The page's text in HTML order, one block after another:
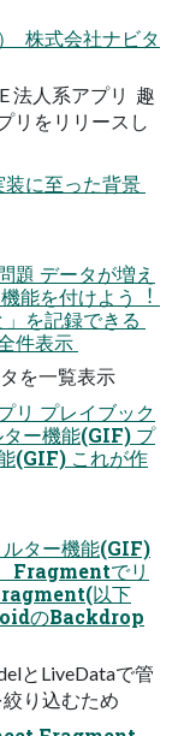
 株式会社ナビタ
⼈系アプリ  趣
リをリリースし
に⾄った背景 
題 データが増え
能を付けよう︕ 
を記録できる 
表⽰ 
を⼀覧表⽰
リ プレイブック
ー機能(GIF) プ
(GIF) これが作
ター機能(GIF)
Fragmentでリ
以下
のBackdrop
とLiveDataで管
絞り込むため